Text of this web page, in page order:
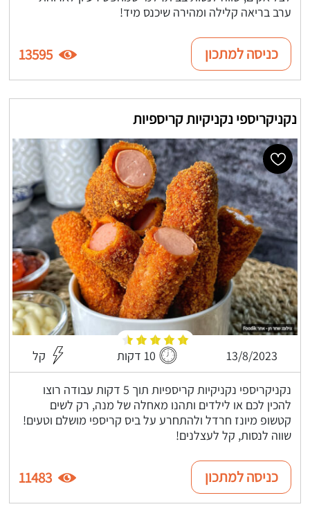
ערב בריאה קלילה ומהירה שיכנס מיד!
כניסה למתכון 13595
נקניקריספי נקניקיות קריספיות
13/8/2023 10 דקות קל
נקניקריספי נקניקיות קריספיות תוך 5 דקות עבודה רוצו
להכין לכם או לילדים ותהנו מאחלה של מנה, רק לשים
קטשופ מיונז חרדל ולהתחרע על ביס קריספי מושלם וטעים!
שווה לנסות, קל לעצלנים!
כניסה למתכון 11483